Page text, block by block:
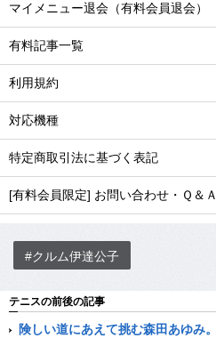
マイメニュー退会（有料会員退会）
有料記事一覧
利用規約
対応機種
特定商取引法に基づく表記
[有料会員限定] お問い合わせ・Ｑ＆Ａ
#クルム伊達公子
テニスの前後の記事
険しい道にあえて挑む森田あゆみ。